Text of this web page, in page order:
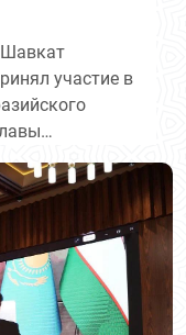
Шавкат
участие в